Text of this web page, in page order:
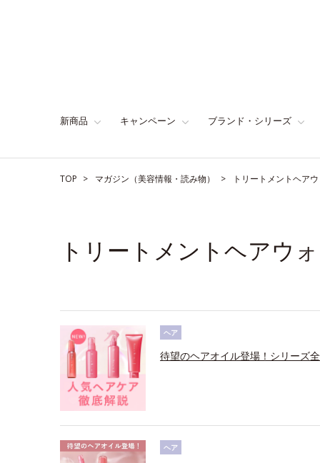
新商品 キャンペーン ブランド・シリーズ
TOP マガジン（美容情報・読み物） トリートメントヘア
トリートメントヘアウ
ヘア
待望のヘアオイル登場！シリーズ
ヘア